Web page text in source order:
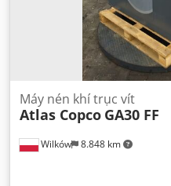
Wilków 8.848 km
Máy nén khí trục vít
Atlas Copco GA30 FF